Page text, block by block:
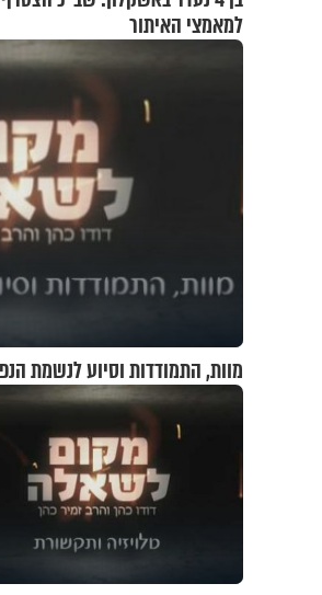
למאמצי האיתור
מוות, התמודדות וסיוע לנשמת